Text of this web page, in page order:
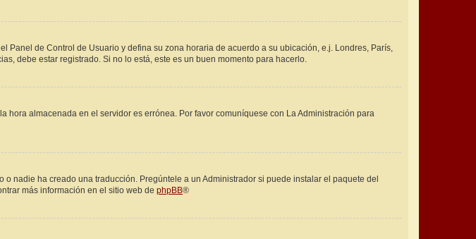
Panel de Control de Usuario y defina su zona horaria de acuerdo a su ubicación, e.j. Londres, París,
debe estar registrado. Si no lo está, este es un buen momento para hacerlo.
almacenada en el servidor es errónea. Por favor comuníquese con La Administración para
nadie ha creado una traducción. Pregúntele a un Administrador si puede instalar el paquete del
más información en el sitio web de phpBB®